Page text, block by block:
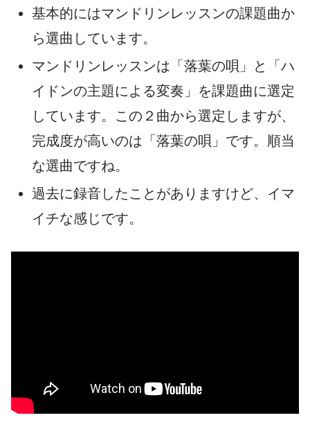
基本的にはマンドリンレッスンの課題曲か
ら選曲しています。
マンドリンレッスンは「落葉の唄」と「ハ
イドンの主題による変奏」を課題曲に選定
しています。この２曲から選定しますが、
完成度が高いのは「落葉の唄」です。順当
な選曲ですね。
過去に録音したことがありますけど、イマ
イチな感じです。